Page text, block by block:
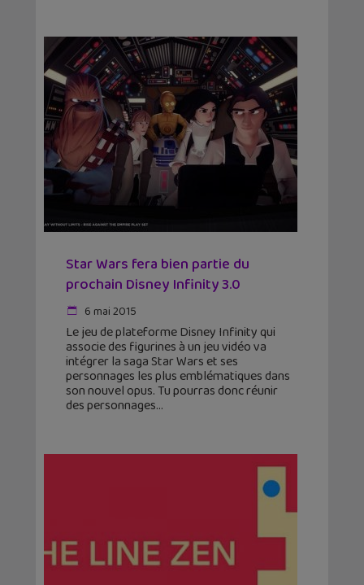
Star Wars fera bien partie du
prochain Disney Infinity 3.0
6 mai 2015
Le jeu de plateforme Disney Infinity qui
associe des figurines à un jeu vidéo va
intégrer la saga Star Wars et ses
personnages les plus emblématiques dans
son nouvel opus. Tu pourras donc réunir
des personnages